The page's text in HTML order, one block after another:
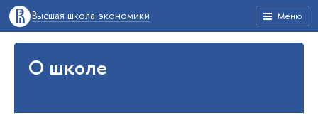
Меню
Высшая школа экономики
О школе